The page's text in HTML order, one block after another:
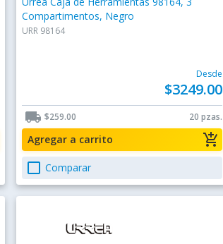
Compartimentos, Negro
URR 98164
Desde
$3249.00
local_shipping $259.00 20 pzas.
add_shopping_cart
Agregar a carrito
check_box_outline_blank Comparar